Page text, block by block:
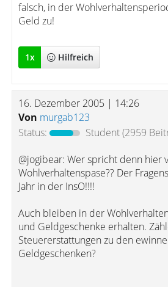
falsch, in der
Geld zu!
1x Hilfreich
16. Dezember 2005 | 14:26
Von murgab123
Status:
Student(2959
@jogibear: Wer spricht denn hier
Wohlverhaltenspase?? Der
Jahr in der InsO!!!!
Auch bleiben in der
und Geldgeschenke erhalten.
Steuererstattungen zu den
Geldgeschenken?